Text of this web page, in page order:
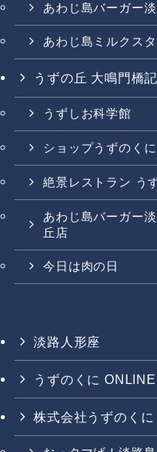
あわじ島バーガー
あわじ島ミルクス
うずの丘 大鳴門橋
うずしお科学館
ショップうずのく
絶景レストラン う
あわじ島バーガー
丘店
今日は肉の日
淡路人形座
うずのくに
株式会社うずのくに